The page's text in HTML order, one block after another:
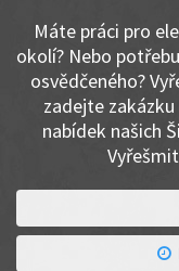
Máte práci pro
okolí? Nebo
osvědčeného?
zadejte
nabídek našich